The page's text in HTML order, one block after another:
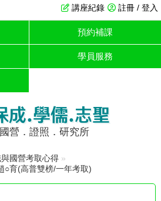
註冊 / 登入
講座紀錄
預約補課
學員服務
成.學儒.志聖
營．證照．研究所
國營考取心得 »
○育(高普雙榜/一年考取)